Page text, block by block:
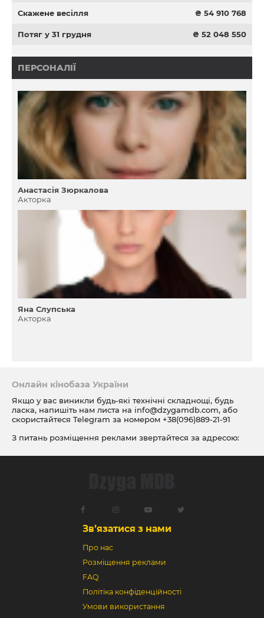
Скажене весілля ₴ 54 910 768
Потяг у 31 грудня ₴ 52 048 550
ПЕРСОНАЛІЇ
Анастасія Зюркалова
Акторка
Яна Слупська
Акторка
Онлайн кінобаза України
Якщо у вас виникли будь-які технічні складнощі, будь
ласка, напишіть нам листа на info@dzygamdb.com, або
скористайтеся Telegram за номером +38(096)889-21-91
З питань розміщення реклами звертайтеся за адресою:
посиланням
Зв’язатися з нами
Про нас
Розміщення реклами
FAQ
Політіка конфіденційності
Умови використання